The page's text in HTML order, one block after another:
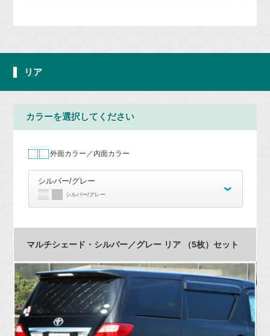
リア
カラーを選択してください
外面カラー／内面カラー
シルバー/グレー
シルバー/グレー
マルチシェード・シルバー／グレー リア （5枚）セット